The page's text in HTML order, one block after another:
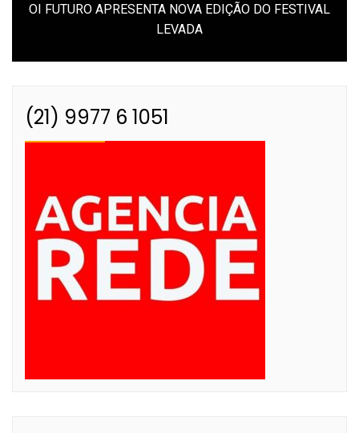
Next
post:
OI FUTURO APRESENTA NOVA EDIÇÃO DO FESTIVAL
LEVADA
(21) 9977 6 1051